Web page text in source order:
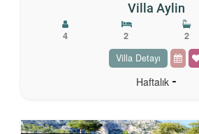
Villa Aylin
4 2 2
Villa Detayı
Haftalık -